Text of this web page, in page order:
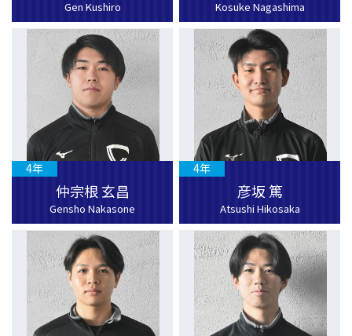
Gen Kushiro Kosuke Nagashima
仲宗根 玄昌
Gensho Nakasone
4年
彦坂 篤
Atsushi Hikosaka
4年